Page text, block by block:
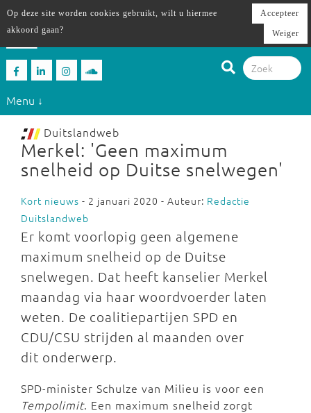
Menu ↓
Duitslandweb
Merkel: 'Geen maximum
snelheid op Duitse snelwegen'
Kort nieuws - 2 januari 2020 - Auteur: Redactie
Duitslandweb
Er komt voorlopig geen algemene
maximum snelheid op de Duitse
snelwegen. Dat heeft kanselier Merkel
maandag via haar woordvoerder laten
weten. De coalitiepartijen SPD en
CDU/CSU strijden al maanden over
dit onderwerp.
SPD-minister Schulze van Milieu is voor een
Tempolimit. Een maximum snelheid zorgt
Op deze site worden cookies gebruikt, wilt u hiermee
akkoord gaan?
Accepteer
Weiger